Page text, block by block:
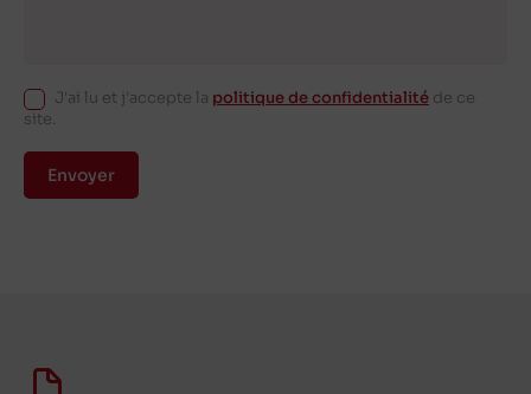
J'ai lu et j'accepte la politique de confidentialité de ce
site.
Envoyer